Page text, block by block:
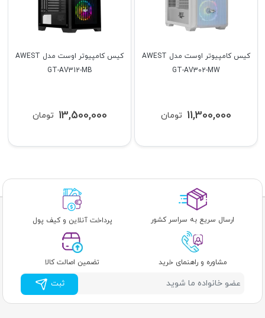
کیس کامپیوتر اوست مدل AWEST
GT-AV312-MB
تومان 13,500,000
کیس کامپیوتر اوست مدل AWEST
GT-AV302-MW
تومان 11,300,000
ارسال سریع به سراسر کشور پرداخت آنلاین و کیف پول
مشاوره و راهنمای خرید تضمین اصالت کالا
ثبت